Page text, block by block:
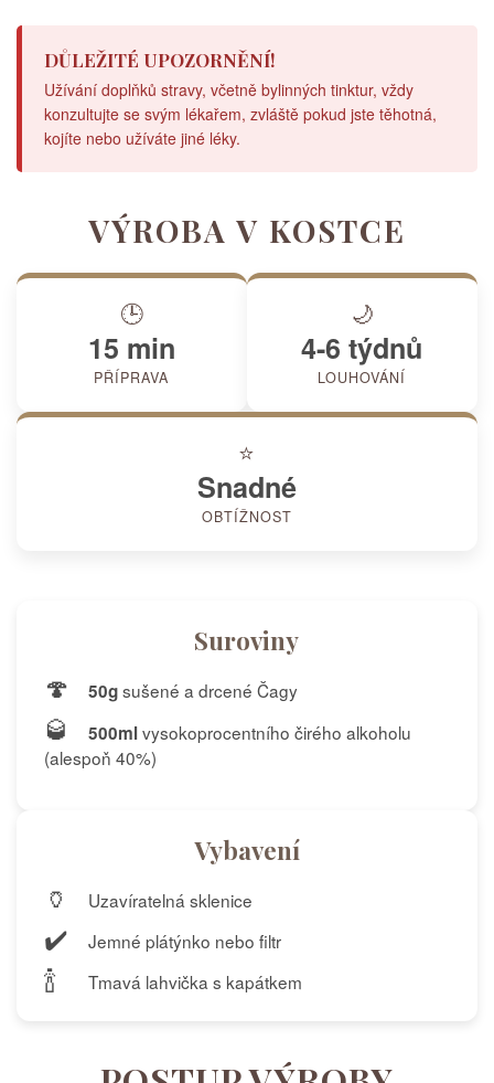
DŮLEŽITÉ UPOZORNĚNÍ!
Užívání doplňků stravy, včetně bylinných tinktur, vždy
konzultujte se svým lékařem, zvláště pokud jste těhotná,
kojíte nebo užíváte jiné léky.
VÝROBA V KOSTCE
🕒
15 min
PŘÍPRAVA
🌙
4-6 týdnů
LOUHOVÁNÍ
⭐
Snadné
OBTÍŽNOST
Suroviny
🍄 50gsušené a drcené Čagy
🥃 500mlvysokoprocentního čirého alkoholu
(alespoň 40%)
Vybavení
🏺 Uzavíratelná sklenice
✔️ Jemné plátýnko nebo filtr
🍾 Tmavá lahvička s kapátkem